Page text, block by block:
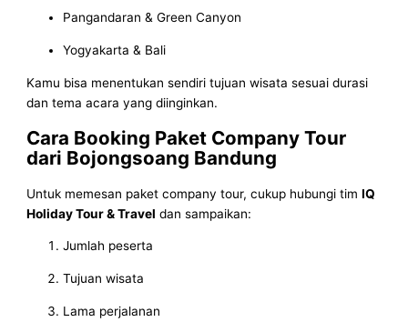
Pangandaran & Green Canyon
Yogyakarta & Bali
Kamu bisa menentukan sendiri tujuan wisata sesuai durasi
dan tema acara yang diinginkan.
Cara Booking Paket Company Tour
dari Bojongsoang Bandung
Untuk memesan paket company tour, cukup hubungi timIQ
Holiday Tour & Travel dan sampaikan:
Jumlah peserta
Tujuan wisata
Lama perjalanan